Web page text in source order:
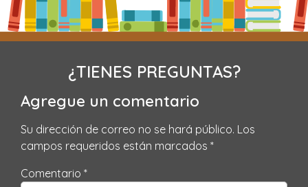
¿TIENES PREGUNTAS?
Agregue un comentario
Su dirección de correo no se hará público. Los
campos requeridos están marcados *
Comentario *